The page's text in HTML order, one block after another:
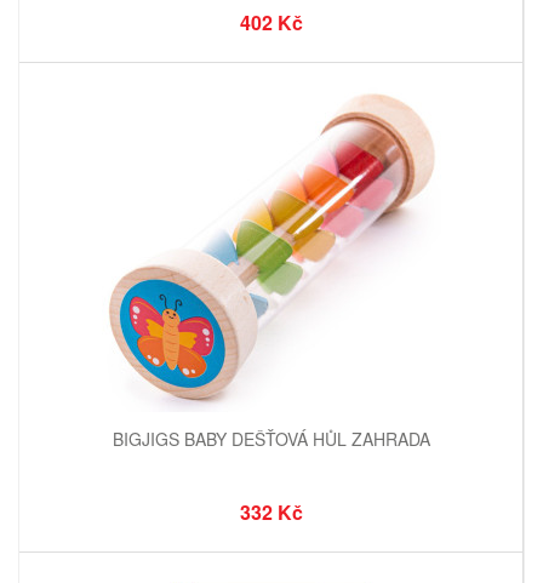
402 Kč
BIGJIGS BABY DEŠŤOVÁ HŮL ZAHRADA
332 Kč